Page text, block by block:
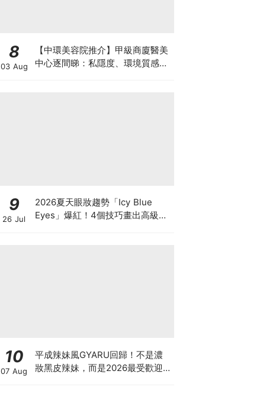
8
03 Aug
【中環美容院推介】甲級商廈醫美
中心逐間睇：私隱度、環境質感、
9
26 Jul
2026夏天眼妝趨勢「Icy Blue
Eyes」爆紅！4個技巧畫出高級冰
10
07 Aug
平成辣妹風GYARU回歸！不是濃
妝黑皮辣妹，而是2026最受歡迎